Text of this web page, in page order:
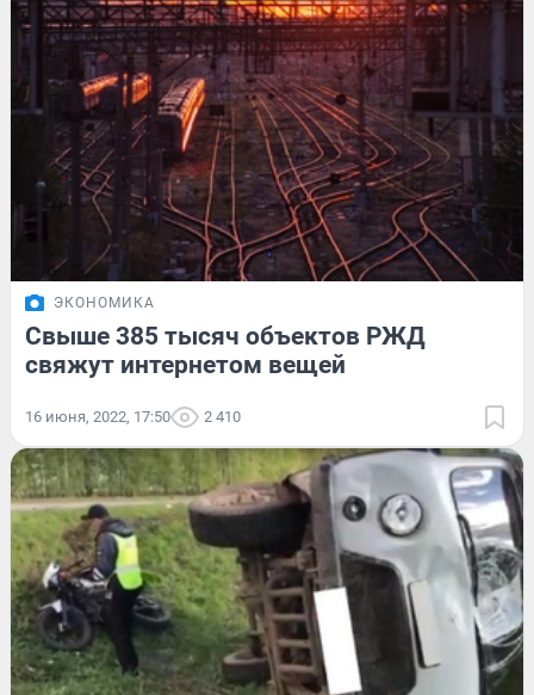
ЭКОНОМИКА
Свыше 385 тысяч объектов РЖД
свяжут интернетом вещей
16 июня, 2022, 17:50 2 410